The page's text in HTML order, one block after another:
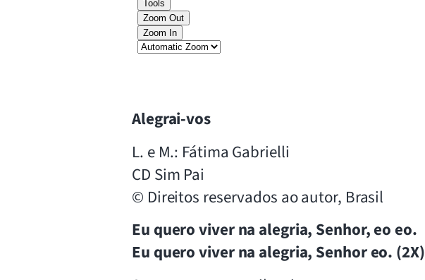
Alegrai-vos
L. e M.: Fátima Gabrielli
CD Sim Pai
© Direitos reservados ao autor, Brasil
Eu quero viver na alegria, Senhor, eo eo.
Eu quero viver na alegria, Senhor eo. (2X)